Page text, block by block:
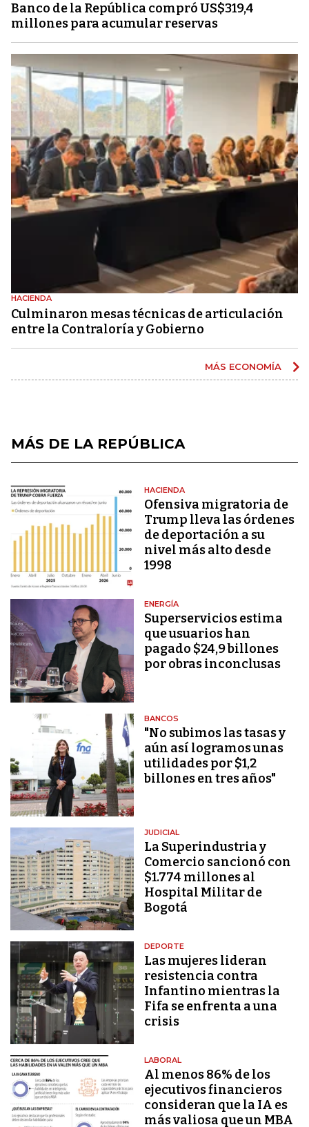
Banco de la República compró US$319,4
millones para acumular reservas
HACIENDA
Culminaron mesas técnicas de articulación
entre la Contraloría y Gobierno
MÁS ECONOMÍA
MÁS DE LA REPÚBLICA
HACIENDA
Ofensiva migratoria de
Trump lleva las órdenes
de deportación a su
nivel más alto desde
1998
ENERGÍA
Superservicios estima
que usuarios han
pagado $24,9 billones
por obras inconclusas
BANCOS
"No subimos las tasas y
aún así logramos unas
utilidades por $1,2
billones en tres años"
JUDICIAL
La Superindustria y
Comercio sancionó con
$1.774 millones al
Hospital Militar de
Bogotá
DEPORTE
Las mujeres lideran
resistencia contra
Infantino mientras la
Fifa se enfrenta a una
crisis
LABORAL
Al menos 86% de los
ejecutivos financieros
consideran que la IA es
más valiosa que un MBA